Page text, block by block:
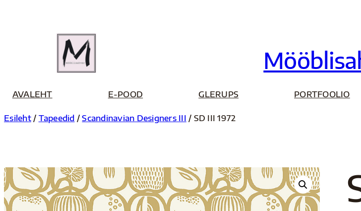
AVALEHT E-POOD GLERUPS PORTFOOLIO
Esileht/ Tapeedid /Scandinavian Designers III / SD III 1972